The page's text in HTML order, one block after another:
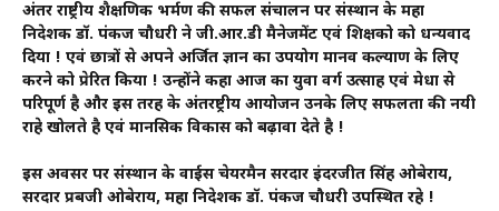
अंतर राष्ट्रीय शैक्षणिक भर्मण की सफल संचालन पर संस्थान के महा
निदेशक डॉ. पंकज चौधरी ने जी.आर.डी मैनेजमेंट एवं शिक्षको को धन्यवाद
दिया ! एवं छात्रों से अपने अर्जित ज्ञान का उपयोग मानव कल्याण के लिए
करने को प्रेरित किया ! उन्होंने कहा आज का युवा वर्ग उत्साह एवं मेधा से
परिपूर्ण है और इस तरह के अंतरष्ट्रीय आयोजन उनके लिए सफलता की नयी
राहे खोलते है एवं मानसिक विकास को बढ़ावा देते है !
इस अवसर पर संस्थान के वाईस चेयरमैन सरदार इंदरजीत सिंह ओबेराय,
सरदार प्रबजी ओबेराय, महा निदेशक डॉ. पंकज चौधरी उपस्थित रहे !